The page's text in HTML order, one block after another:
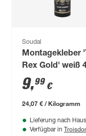
Soudal
Montagekleber
Rex Gold' weiß
g
9,99 €
24,07 € / Kilogramm
Lieferung nach
Verfügbar in